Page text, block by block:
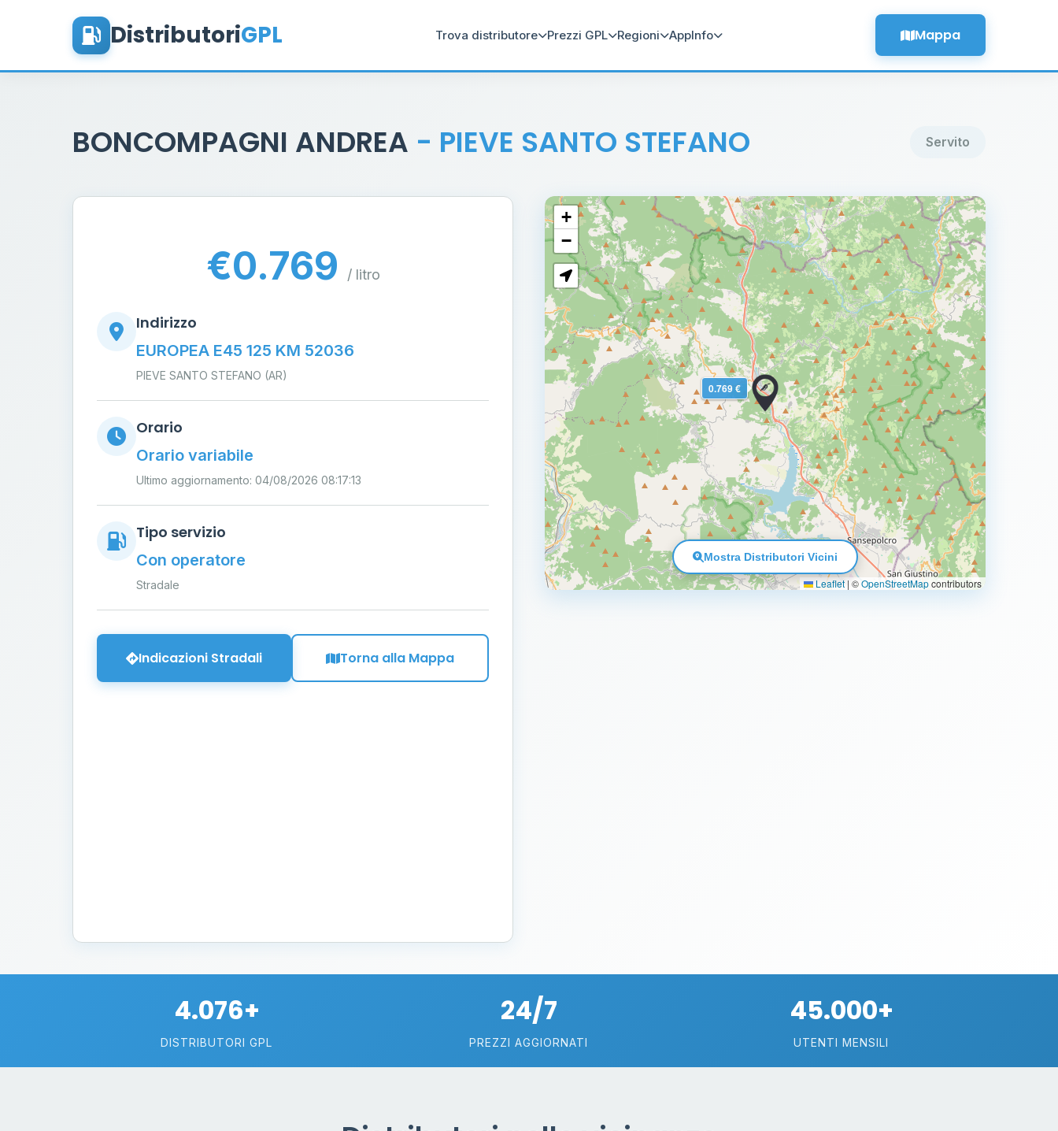
DistributoriGPL Trova distributore Prezzi GPL Regioni AppInfo Mappa
BONCOMPAGNI ANDREA - PIEVE SANTO STEFANO Servito
€0.769 / litro
Indirizzo
EUROPEA E45 125 KM 52036
PIEVE SANTO STEFANO (AR)
Orario
Orario variabile
Ultimo aggiornamento: 04/08/2026 08:17:13
Tipo servizio
Con operatore
Stradale
Indicazioni Stradali Torna alla Mappa
0.769 €
+
−
Leaflet | ©OpenStreetMapcontributors
Mostra Distributori Vicini
4.076+
DISTRIBUTORI GPL
24/7
PREZZI AGGIORNATI
45.000+
UTENTI MENSILI